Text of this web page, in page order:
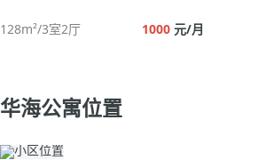
128m²/3室2厅 1000 元/月
华海公寓位置